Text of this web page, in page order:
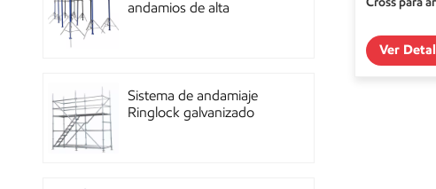
Ver
andamios de alta
Sistema de andamiaje
Ringlock galvanizado